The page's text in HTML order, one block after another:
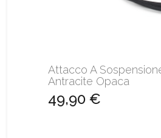
Attacco A
Antracite Opaca
49,90 €